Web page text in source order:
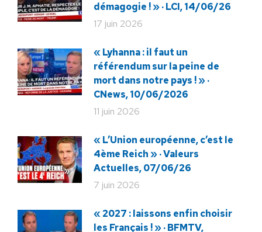
démagogie ! » · LCI, 14/06/26
17 juin 2026
« Lyhanna : il faut un
référendum sur la peine de
mort dans notre pays ! » ·
CNews, 10/06/2026
11 juin 2026
« L’Union européenne, c’est le
4ème Reich » · Valeurs
Actuelles, 07/06/26
7 juin 2026
« 2027 : laissons enfin choisir
les Français ! » · BFMTV,